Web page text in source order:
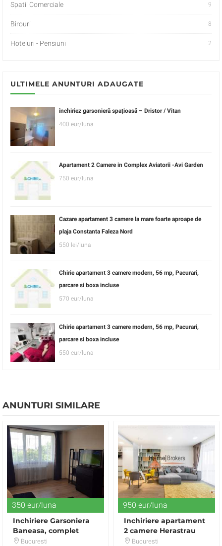
Spatii Comerciale 9
Birouri 8
Hoteluri - Pensiuni 2
ULTIMELE ANUNTURI ADAUGATE
închiriez garsonieră spațioasă – Dristor / Vitan
400 eur/luna
Apartament 2 Camere in Complex Aviatorii -Avi Garden
750 eur/luna
Cazare apartament 3 camere la mare foarte aproape de
plaja Constanta Faleza Nord
550 lei/luna
Chirie apartament 3 camere modern, 56 mp, Pacurari,
parcare si boxa incluse
570 eur/luna
Chirie apartament 3 camere modern, 56 mp, Pacurari,
parcare si boxa incluse
550 eur/luna
ANUNTURI SIMILARE
350 eur/luna
Inchiriere Garsoniera
Baneasa, complet
renovata
Bucuresti
950 eur/luna
Inchiriere apartament
2 camere Herastrau
Cortina
Bucuresti